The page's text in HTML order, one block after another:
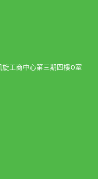
工商中心第三期四樓O室